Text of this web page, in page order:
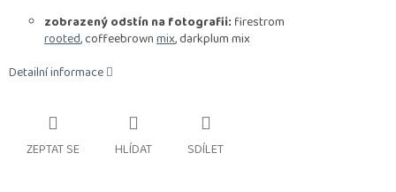
zobrazený odstín na fotografii: firestrom
rooted,coffeebrownmix, darkplum mix
Detailní informace
ZEPTAT SE HLÍDAT SDÍLET